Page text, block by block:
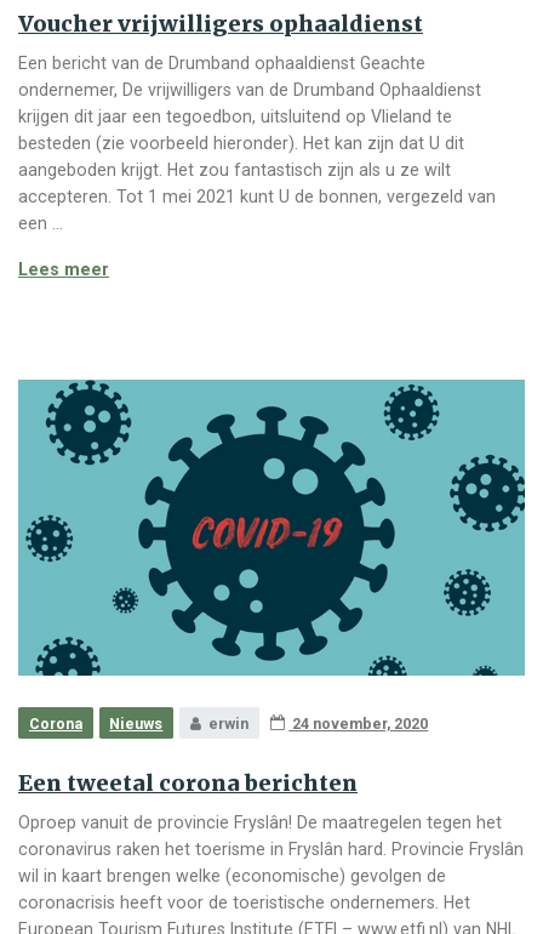
Voucher vrijwilligers ophaaldienst
Een bericht van de Drumband ophaaldienst Geachte
ondernemer, De vrijwilligers van de Drumband Ophaaldienst
krijgen dit jaar een tegoedbon, uitsluitend op Vlieland te
besteden (zie voorbeeld hieronder). Het kan zijn dat U dit
aangeboden krijgt. Het zou fantastisch zijn als u ze wilt
accepteren. Tot 1 mei 2021 kunt U de bonnen, vergezeld van
een …
Lees meer
Corona Nieuws erwin 24 november, 2020
Een tweetal corona berichten
Oproep vanuit de provincie Fryslân! De maatregelen tegen het
coronavirus raken het toerisme in Fryslân hard. Provincie Fryslân
wil in kaart brengen welke (economische) gevolgen de
coronacrisis heeft voor de toeristische ondernemers. Het
European Tourism Futures Institute (ETFI – www.etfi.nl) van NHL